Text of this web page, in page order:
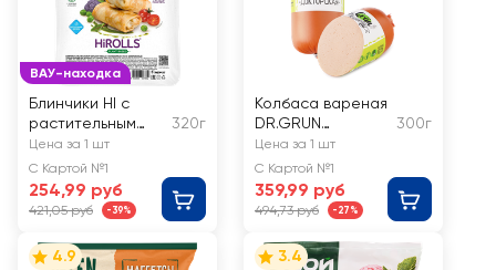
ВАУ-находка
Блинчики HI с
растительным
фаршем
320г
Цена за 1 шт
С Картой №1
254,99 руб
421,05 руб -39%
Колбаса вареная
DR.GRUN
Докторская,
растительная
300г
Цена за 1 шт
С Картой №1
359,99 руб
494,73 руб -27%
4.9 3.4